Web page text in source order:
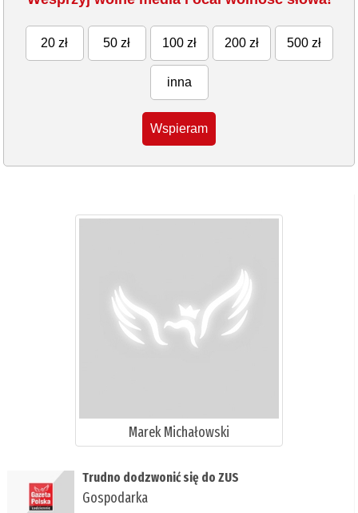
20 zł 50 zł 100 zł 200 zł 500 zł
inna
Wspieram
Marek Michałowski
​Trudno dodzwonić się do ZUS
Gospodarka